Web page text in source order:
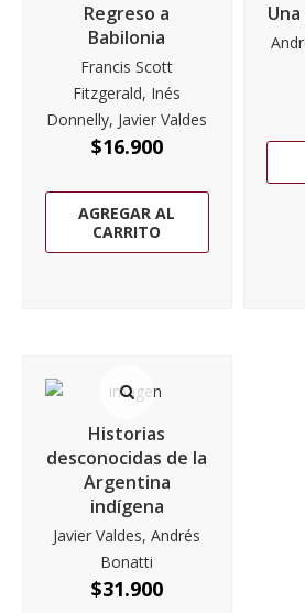
Regreso a
Babilonia
Francis Scott
Fitzgerald, Inés
Donnelly, Javier Valdes
$16.900
AGREGAR AL
CARRITO
Historias
desconocidas de la
Argentina
indígena
Javier Valdes, Andrés
Bonatti
$31.900